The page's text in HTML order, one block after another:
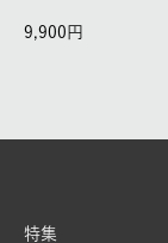
9,900
特集